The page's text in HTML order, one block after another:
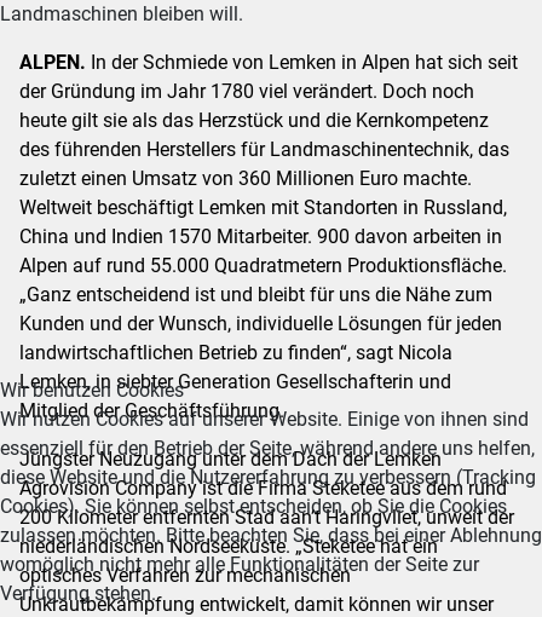
Landmaschinen bleiben will.
ALPEN. In der Schmiede von Lemken in Alpen hat sich seit
der Gründung im Jahr 1780 viel verändert. Doch noch
heute gilt sie als das Herzstück und die Kernkompetenz
des führenden Herstellers für Landmaschinentechnik, das
zuletzt einen Umsatz von 360 Millionen Euro machte.
Weltweit beschäftigt Lemken mit Standorten in Russland,
China und Indien 1570 Mitarbeiter. 900 davon arbeiten in
Alpen auf rund 55.000 Quadratmetern Produktionsfläche.
„Ganz entscheidend ist und bleibt für uns die Nähe zum
Kunden und der Wunsch, individuelle Lösungen für jeden
landwirtschaftlichen Betrieb zu finden“, sagt Nicola
Lemken, in siebter Generation Gesellschafterin und
Mitglied der Geschäftsführung.
Jüngster Neuzugang unter dem Dach der Lemken
Agrovision Company ist die Firma Steketee aus dem rund
200 Kilometer entfernten Stad aan’t Haringvliet, unweit der
niederländischen Nordseeküste. „Steketee hat ein
optisches Verfahren zur mechanischen
Unkrautbekämpfung entwickelt, damit können wir unser
Wir benutzen Cookies
Wir nutzen Cookies auf unserer Website. Einige von ihnen sind
essenziell für den Betrieb der Seite, während andere uns helfen,
diese Website und die Nutzererfahrung zu verbessern (Tracking
Cookies). Sie können selbst entscheiden, ob Sie die Cookies
zulassen möchten. Bitte beachten Sie, dass bei einer Ablehnung
womöglich nicht mehr alle Funktionalitäten der Seite zur
Verfügung stehen.